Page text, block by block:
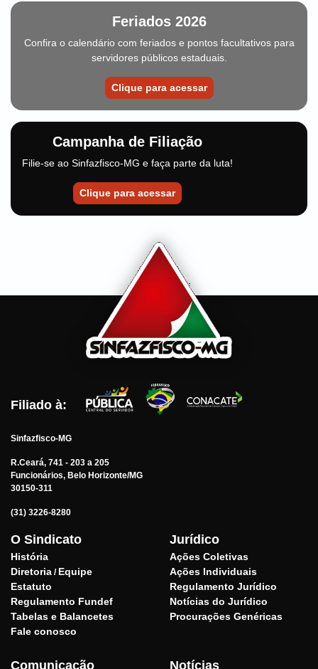
Feriados 2026
Confira o calendário com feriados e pontos facultativos para
servidores públicos estaduais.
Clique para acessar
Campanha de Filiação
Filie-se ao Sinfazfisco-MG e faça parte da luta!
Clique para acessar
Filiado à:
Sinfazfisco-MG
R.Ceará, 741 - 203 a 205
Funcionários, Belo Horizonte/MG
30150-311
(31) 3226-8280
O Sindicato
História
Diretoria / Equipe
Estatuto
Regulamento Fundef
Tabelas e Balancetes
Fale conosco
Jurídico
Ações Coletivas
Ações Individuais
Regulamento Jurídico
Notícias do Jurídico
Procurações Genéricas
Comunicação Notícias